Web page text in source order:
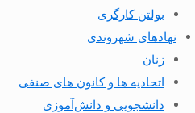
بولتن کارگری
نهادهای شهروندی
زنان
اتحادیه ها و کانون های صنفی
دانشجویی و دانش‌آموزی